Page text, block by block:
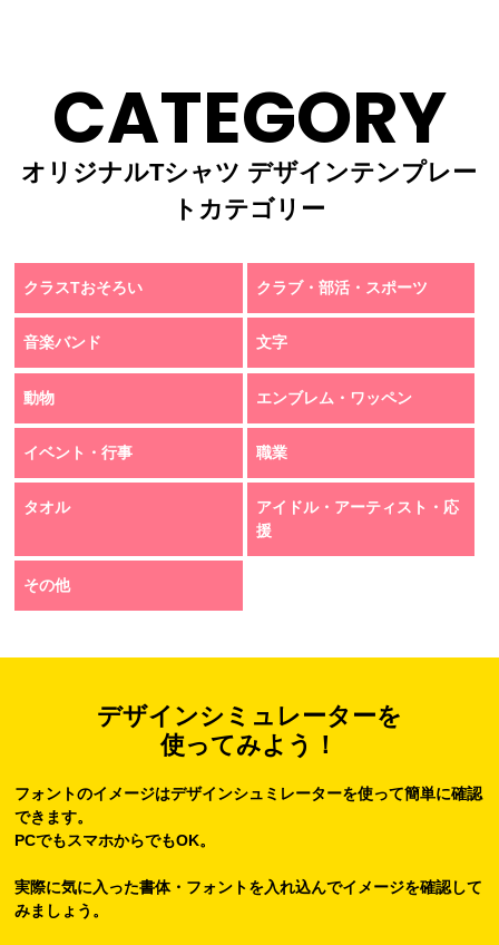
CATEGORY
オリジナルTシャツ デザインテンプレー
トカテゴリー
クラスTおそろい クラブ・部活・スポーツ
音楽バンド 文字
動物 エンブレム・ワッペン
イベント・行事 職業
タオル
アイドル・アーティスト・応
援
その他
デザインシミュレーターを
使ってみよう！
フォントのイメージはデザインシュミレーターを使って簡単に確認
できます。
PCでもスマホからでもOK。
実際に気に入った書体・フォントを入れ込んでイメージを確認して
みましょう。